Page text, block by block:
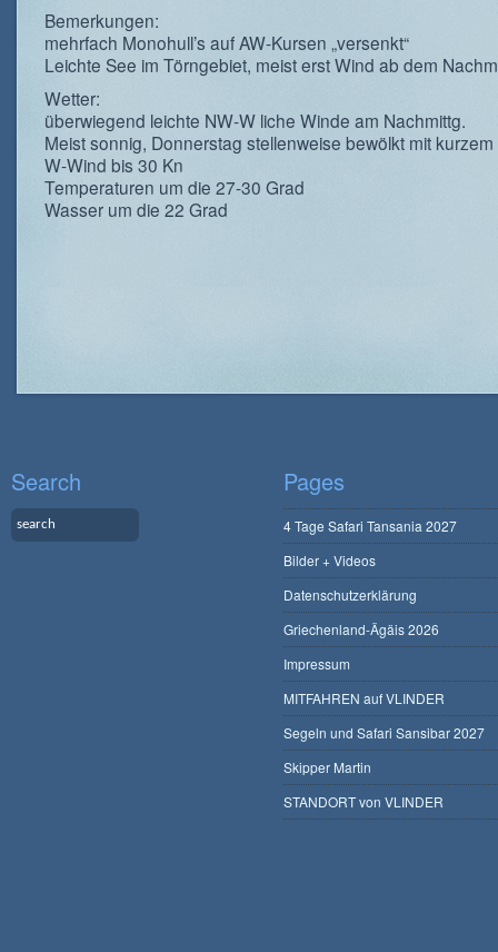
Bemerkungen:
mehrfach Monohull’s auf AW-Kursen „versenkt“
Leichte See im Törngebiet, meist erst Wind ab dem
Wetter:
überwiegend leichte NW-W liche Winde am Nachmittg.
Meist sonnig, Donnerstag stellenweise bewölkt mit
W-Wind bis 30 Kn
Temperaturen um die 27-30 Grad
Wasser um die 22 Grad
Search Pages
4 Tage Safari Tansania 2027
Bilder + Videos
Datenschutzerklärung
Griechenland-Ägäis 2026
Impressum
MITFAHREN auf VLINDER
Segeln und Safari Sansibar 2027
Skipper Martin
STANDORT von VLINDER